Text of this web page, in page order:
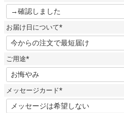
(
必
須
お届け日について
(
必
須
ご用途
(
必
須
)
メッセージカード
(
必